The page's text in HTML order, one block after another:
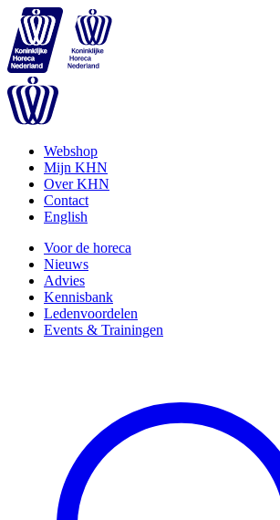
Webshop
Mijn KHN
Over KHN
Contact
English
Voor de horeca
Nieuws
Advies
Kennisbank
Ledenvoordelen
Events & Trainingen